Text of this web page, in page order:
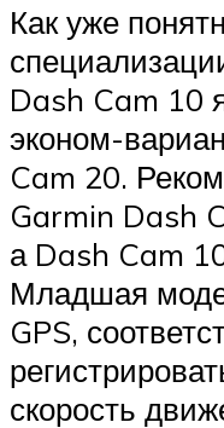
Как уже
Dash Cam 10
эконом-
Cam 20.
Garmin Dash
а Dash Cam
Младшая
GPS,
скорость